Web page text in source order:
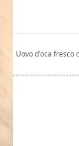
Uovo d'oca fresco